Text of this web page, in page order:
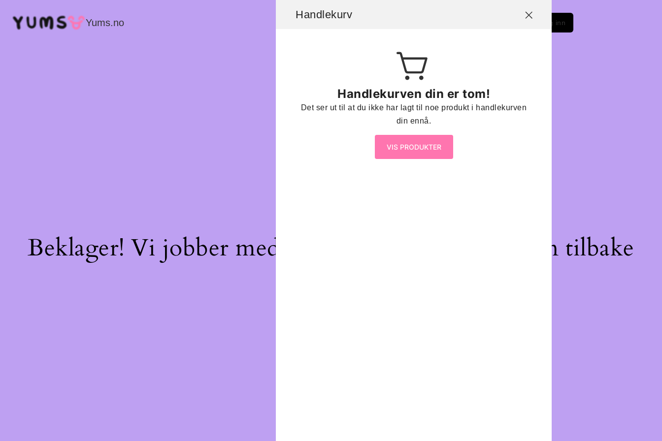
Handlekurv
Handlekurven din er tom!
Det ser ut til at du ikke har lagt til noe produkt i handlekurven
din ennå.
VIS PRODUKTER
Yums.no LinkedIn
Instagram
Facebook
Logg inn
Beklager! Vi jobber med noe fantastisk, velkommen tilbake